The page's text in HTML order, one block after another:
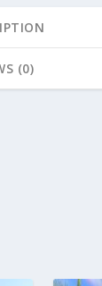
(0)